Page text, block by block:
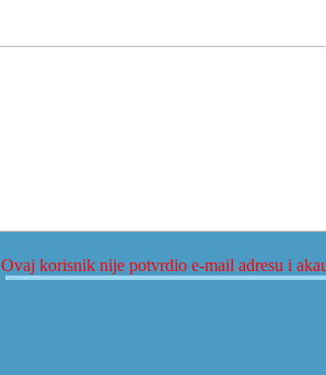
Ovaj korisnik nije potvrdio e-mail adresu i